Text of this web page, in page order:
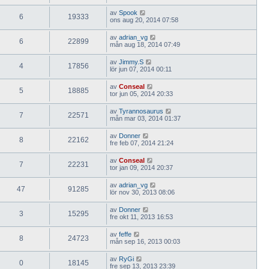
6 19333 av Spook
ons aug 20, 2014 07:58
6 22899 av adrian_vg
mån aug 18, 2014 07:49
4 17856 av Jimmy.S
lör jun 07, 2014 00:11
5 18885 av Conseal
tor jun 05, 2014 20:33
7 22571 av Tyrannosaurus
mån mar 03, 2014 01:37
8 22162 av Donner
fre feb 07, 2014 21:24
7 22231 av Conseal
tor jan 09, 2014 20:37
47 91285 av adrian_vg
lör nov 30, 2013 08:06
3 15295 av Donner
fre okt 11, 2013 16:53
8 24723 av feffe
mån sep 16, 2013 00:03
0 18145 av RyGi
fre sep 13, 2013 23:39